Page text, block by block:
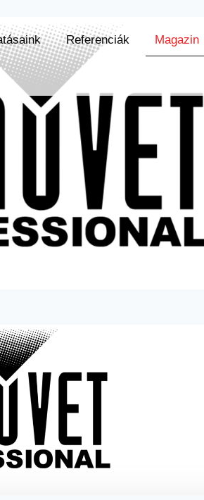
Referenciák Magazin
Referenciák